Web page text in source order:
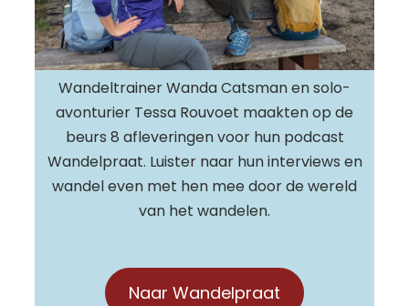
Wandeltrainer Wanda Catsman en solo-
avonturier Tessa Rouvoet maakten op de
beurs 8 afleveringen voor hun podcast
Wandelpraat. Luister naar hun interviews en
wandel even met hen mee door de wereld
van het wandelen.
Naar Wandelpraat